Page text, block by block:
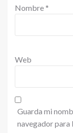
Nombre *
Web
Guarda mi
navegador para